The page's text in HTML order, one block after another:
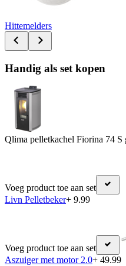
Hittemelders
Handig als set kopen
Qlima pelletkachel Fiorina 74 S
Voeg product toe aan set
Livn Pelletbeker+ 9.99
Voeg product toe aan set
Aszuiger met motor 2.0+ 49.99